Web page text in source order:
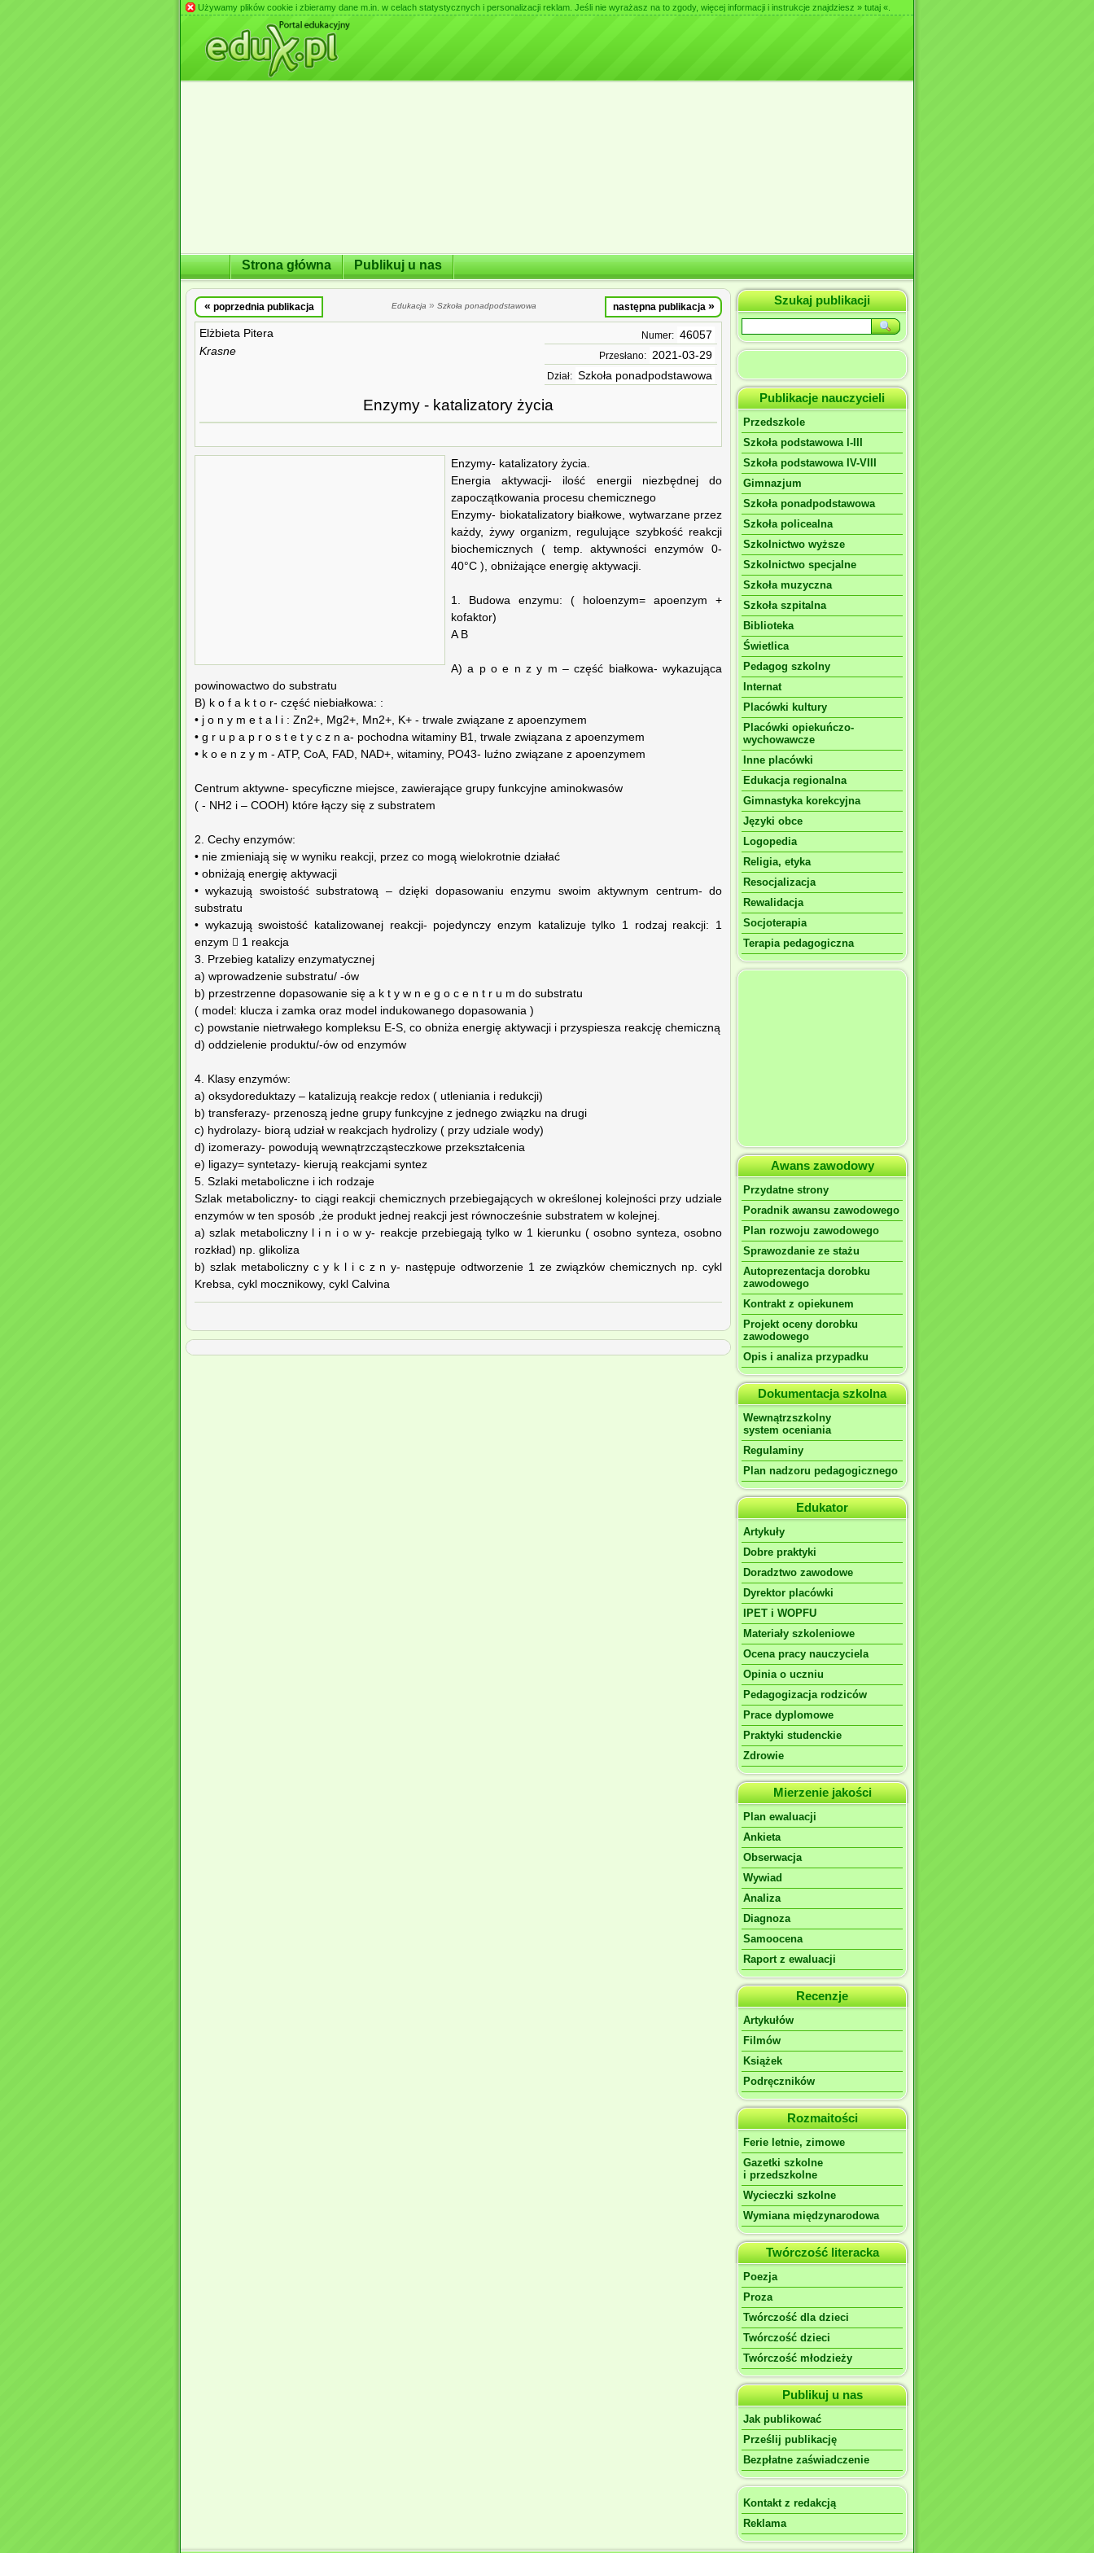
Używamy plików cookie i zbieramy dane m.in. w celach statystycznych i personalizacji reklam. Jeśli nie wyrażasz na to zgody, więcej informacji i instrukcje znajdziesz » tutaj «
Strona główna Publikuj u nas
« poprzednia publikacja Edukacja » Szkoła ponadpodstawowa następna publikacja »
Elżbieta Pitera
Krasne
Numer: 46057
Przesłano: 2021-03-29
Dział: Szkoła ponadpodstawowa
Enzymy - katalizatory życia
Enzymy- katalizatory życia.
Energia aktywacji- ilość energii niezbędnej do
zapoczątkowania procesu chemicznego
Enzymy- biokatalizatory białkowe, wytwarzane przez
każdy, żywy organizm, regulujące szybkość reakcji
biochemicznych ( temp. aktywności enzymów 0-
40°C ), obniżające energię aktywacji.
1. Budowa enzymu: ( holoenzym= apoenzym +
kofaktor)
A B
A) a p o e n z y m – część białkowa- wykazująca
powinowactwo do substratu
B) k o f a k t o r- część niebiałkowa: :
• j o n y m e t a l i : Zn2+, Mg2+, Mn2+, K+ - trwale związane z apoenzymem
• g r u p a p r o s t e t y c z n a- pochodna witaminy B1, trwale związana z apoenzymem
• k o e n z y m - ATP, CoA, FAD, NAD+, witaminy, PO43- luźno związane z apoenzymem
Centrum aktywne- specyficzne miejsce, zawierające grupy funkcyjne aminokwasów
( - NH2 i – COOH) które łączy się z substratem
2. Cechy enzymów:
• nie zmieniają się w wyniku reakcji, przez co mogą wielokrotnie działać
• obniżają energię aktywacji
• wykazują swoistość substratową – dzięki dopasowaniu enzymu swoim aktywnym centrum- do
substratu
• wykazują swoistość katalizowanej reakcji- pojedynczy enzym katalizuje tylko 1 rodzaj reakcji: 1
enzym  1 reakcja
3. Przebieg katalizy enzymatycznej
a) wprowadzenie substratu/ -ów
b) przestrzenne dopasowanie się a k t y w n e g o c e n t r u m do substratu
( model: klucza i zamka oraz model indukowanego dopasowania )
c) powstanie nietrwałego kompleksu E-S, co obniża energię aktywacji i przyspiesza reakcję chemiczną
d) oddzielenie produktu/-ów od enzymów
4. Klasy enzymów:
a) oksydoreduktazy – katalizują reakcje redox ( utleniania i redukcji)
b) transferazy- przenoszą jedne grupy funkcyjne z jednego związku na drugi
c) hydrolazy- biorą udział w reakcjach hydrolizy ( przy udziale wody)
d) izomerazy- powodują wewnątrzcząsteczkowe przekształcenia
e) ligazy= syntetazy- kierują reakcjami syntez
5. Szlaki metaboliczne i ich rodzaje
Szlak metaboliczny- to ciągi reakcji chemicznych przebiegających w określonej kolejności przy udziale
enzymów w ten sposób ,że produkt jednej reakcji jest równocześnie substratem w kolejnej.
a) szlak metaboliczny l i n i o w y- reakcje przebiegają tylko w 1 kierunku ( osobno synteza, osobno
rozkład) np. glikoliza
b) szlak metaboliczny c y k l i c z n y- następuje odtworzenie 1 ze związków chemicznych np. cykl
Krebsa, cykl mocznikowy, cykl Calvina
Szukaj publikacji
Publikacje nauczycieli
Przedszkole
Szkoła podstawowa I-III
Szkoła podstawowa IV-VIII
Gimnazjum
Szkoła ponadpodstawowa
Szkoła policealna
Szkolnictwo wyższe
Szkolnictwo specjalne
Szkoła muzyczna
Szkoła szpitalna
Biblioteka
Świetlica
Pedagog szkolny
Internat
Placówki kultury
Placówki opiekuńczo-
wychowawcze
Inne placówki
Edukacja regionalna
Gimnastyka korekcyjna
Języki obce
Logopedia
Religia, etyka
Resocjalizacja
Rewalidacja
Socjoterapia
Terapia pedagogiczna
Awans zawodowy
Przydatne strony
Poradnik awansu zawodowego
Plan rozwoju zawodowego
Sprawozdanie ze stażu
Autoprezentacja dorobku
zawodowego
Kontrakt z opiekunem
Projekt oceny dorobku
zawodowego
Opis i analiza przypadku
Dokumentacja szkolna
Wewnątrzszkolny
system oceniania
Regulaminy
Plan nadzoru pedagogicznego
Edukator
Artykuły
Dobre praktyki
Doradztwo zawodowe
Dyrektor placówki
IPET i WOPFU
Materiały szkoleniowe
Ocena pracy nauczyciela
Opinia o uczniu
Pedagogizacja rodziców
Prace dyplomowe
Praktyki studenckie
Zdrowie
Mierzenie jakości
Plan ewaluacji
Ankieta
Obserwacja
Wywiad
Analiza
Diagnoza
Samoocena
Raport z ewaluacji
Recenzje
Artykułów
Filmów
Książek
Podręczników
Rozmaitości
Ferie letnie, zimowe
Gazetki szkolne
i przedszkolne
Wycieczki szkolne
Wymiana międzynarodowa
Twórczość literacka
Poezja
Proza
Twórczość dla dzieci
Twórczość dzieci
Twórczość młodzieży
Publikuj u nas
Jak publikować
Prześlij publikację
Bezpłatne zaświadczenie
Kontakt z redakcją
Reklama